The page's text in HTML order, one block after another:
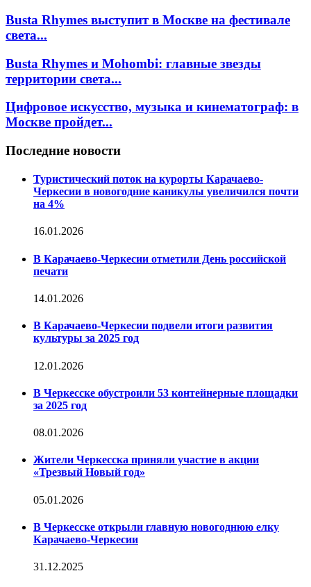
Busta Rhymes выступит в Москве на фестивале
света...
Busta Rhymes и Mohombi: главные звезды
территории света...
Цифровое искусство, музыка и кинематограф: в
Москве пройдет...
Последние новости
Туристический поток на курорты Карачаево-
Черкесии в новогодние каникулы увеличился почти
на 4%
16.01.2026
В Карачаево-Черкесии отметили День российской
печати
14.01.2026
В Карачаево-Черкесии подвели итоги развития
культуры за 2025 год
12.01.2026
В Черкесске обустроили 53 контейнерные площадки
за 2025 год
08.01.2026
Жители Черкесска приняли участие в акции
«Трезвый Новый год»
05.01.2026
В Черкесске открыли главную новогоднюю елку
Карачаево-Черкесии
31.12.2025